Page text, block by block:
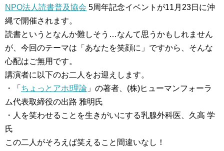
NPO法人読書普及協会 5周年記念イベントが11月23日に沖
縄で開催されます。
読書というとなんか難しそう…なんて思うかもしれません
が、今回のテーマは「あなたを笑顔に」ですから、そんな
心配はご無用です。
講演者に以下のお二人をお迎えします。
・「 ちょっとアホ!理論 」の著者、(株)ヒューマンフォーラ
ム代表取締役の出路 雅明氏
・人を笑わせることを生きがいにする乳腺外科医、久高 学
氏
この二人がそろえば笑えること間違いなし！